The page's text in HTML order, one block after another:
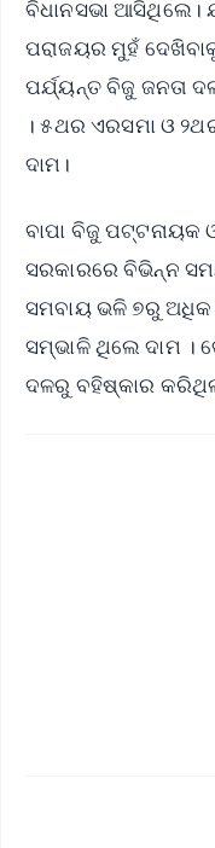
ବିଧାନସଭା ଆସିଥିଲେ।
ପରାଜୟର ମୁହଁ
ପର୍ଯ୍ୟନ୍ତ ବିଜୁ ଜନତା
। ୫ଥର ଏରସମା ଓ
ଦାମ।
ବାପା ବିଜୁ
ସରକାରରେ ବିଭିନ୍ନ
ସମବାୟ ଭଳି ୭ରୁ
ସମ୍ଭାଳି ଥିଲେ ଦାମ ।
ଦଳରୁ ବହିଷ୍କାର